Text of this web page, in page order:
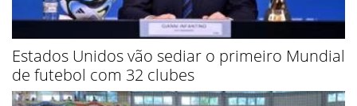
Estados Unidos vão sediar o primeiro Mundial
de futebol com 32 clubes